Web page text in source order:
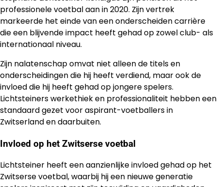
professionele voetbal aan in 2020. Zijn vertrek
markeerde het einde van een onderscheiden carrière
die een blijvende impact heeft gehad op zowel club- als
internationaal niveau.
Zijn nalatenschap omvat niet alleen de titels en
onderscheidingen die hij heeft verdiend, maar ook de
invloed die hij heeft gehad op jongere spelers.
Lichtsteiners werkethiek en professionaliteit hebben een
standaard gezet voor aspirant-voetballers in
Zwitserland en daarbuiten.
Invloed op het Zwitserse voetbal
Lichtsteiner heeft een aanzienlijke invloed gehad op het
Zwitserse voetbal, waarbij hij een nieuwe generatie